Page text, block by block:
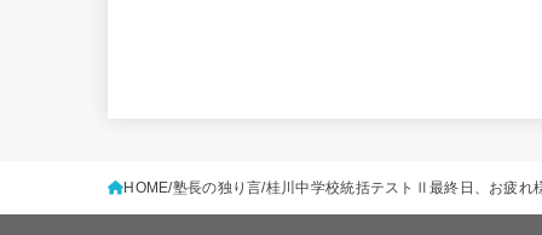
HOME 塾長の独り言 桂川中学校統括テストⅡ最終日、お疲れ